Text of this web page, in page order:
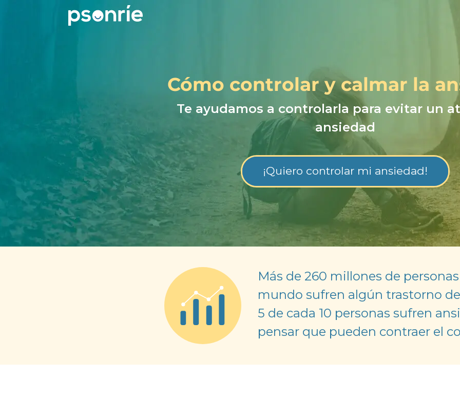
Cómo controlar y calmar la
Te ayudamos a controlarla para evitar un
ansiedad
¡Quiero controlar mi ansiedad!
Más de 260 millones de
mundo sufren algún trastorno
5 de cada 10 personas sufren
pensar que pueden contraer el